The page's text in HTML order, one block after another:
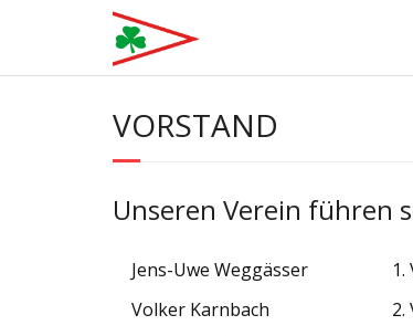
content
VORSTAND
Unseren Verein führen
Jens-Uwe Weggässer
Volker Karnbach
2.